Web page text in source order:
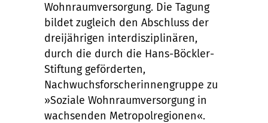
Wohnraumversorgung. Die Tagung
bildet zugleich den Abschluss der
dreijährigen interdisziplinären,
durch die durch die Hans-Böckler-
Stiftung geförderten,
Nachwuchsforscherinnengruppe zu
»Soziale Wohnraumversorgung in
wachsenden Metropolregionen«.